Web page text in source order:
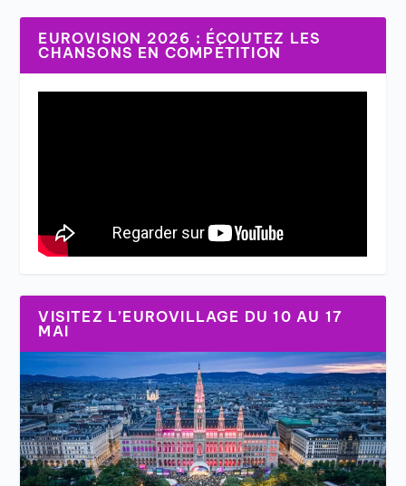
EUROVISION 2026 : ÉCOUTEZ LES
CHANSONS EN COMPÉTITION
VISITEZ L’EUROVILLAGE DU 10 AU 17
MAI